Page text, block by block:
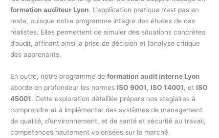
formation auditeur Lyon. L’application pratique n’est pas en
reste, puisque notre programme intègre des études de cas
réalistes. Elles permettent de simuler des situations concrètes
d’audit, affinant ainsi la prise de décision et l’analyse critique
des apprenants.
En outre, notre programme deformation audit interne Lyon
aborde en profondeur les normes ISO 9001 , ISO 14001 , et ISO
45001. Cette exploration détaillée prépare nos stagiaires à
comprendre et à implémenter des systèmes de management
de qualité, d’environnement, et de santé et sécurité au travail,
compétences hautement valorisées sur le marché.